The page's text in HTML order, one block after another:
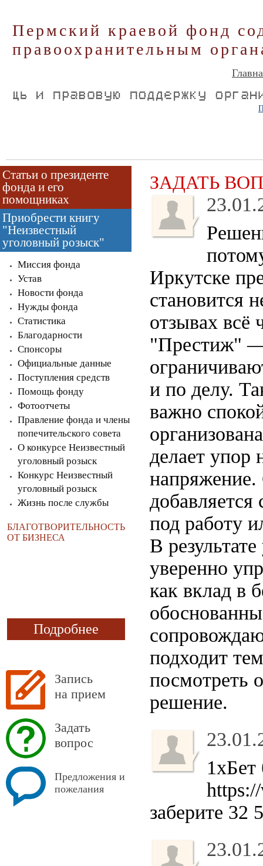
Пермский краевой фонд
правоохранительным
Статьи о президенте
фонда и его
помощниках
Приобрести книгу
"Неизвестный
уголовный розыск"
Миссия фонда
Устав
Новости фонда
Нужды фонда
Статистика
Благодарности
Спонсоры
Официальные данные
Поступления средств
Помощь фонду
Фотоотчеты
Правление фонда и члены
попечительского совета
О конкурсе Неизвестный
уголовный розыск
Конкурс Неизвестный
уголовный розыск
Жизнь после службы
БЛАГОТВОРИТЕЛЬНОСТЬ
ОТ БИЗНЕСА
Подробнее
Запись
на прием
Задать
вопрос
Предложения и
пожелания
ЗАДАТЬ
Иркутске
становится
отзывах
"Престиж" —
и по делу.
важно
делает упор
напряжение.
под работу
В
уверенно
как вклад в
подходит
посмотреть
решение.
1хБет
заберите 32